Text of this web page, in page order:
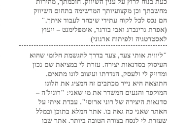
כעת בנוח לרוץ על ענין השיווק. חוכמתך, מהירות
מחשבתך וכן מקצועיותך המרשימה בתחום השיווק
הם נכס לכל לקוח עתידי שיבחר לעבוד איתך."
(אפרת גרינברג ואבי בורגר, אימפלימנט – ייעוץ
לאסטרטגיה ולפיתוח ארגוני)
"ליווית אותי צעד, צעד בדרך להגשמת חלומי שהוא
העיסוק בסדנאות יצירה. עזרת לי במציאת שם נכון
ומדויק לי ולעסק, הגדרתו ועיצוב לוגו מתאים.
התוצאה היא נייר מכתבים זה המציג את הלוגו
המוקפד והנעים המשדר את מי שאני: "רוניל'ה –
סדנאות היצירה של רוני ארוסי". עבדת איתי על
האתר שאני כה גאה בו. אתר המלא בתוכן ובמלל
שעזרת לי לנסח בצורה הטובה ביותר. אתר שבו